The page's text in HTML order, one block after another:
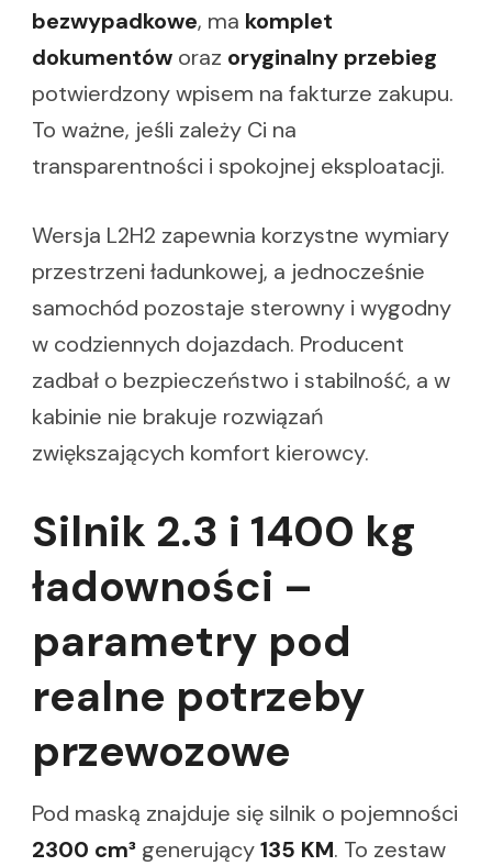
bezwypadkowe, ma komplet
dokumentów oraz oryginalny przebieg
potwierdzony wpisem na fakturze zakupu.
To ważne, jeśli zależy Ci na
transparentności i spokojnej eksploatacji.
Wersja L2H2 zapewnia korzystne wymiary
przestrzeni ładunkowej, a jednocześnie
samochód pozostaje sterowny i wygodny
w codziennych dojazdach. Producent
zadbał o bezpieczeństwo i stabilność, a w
kabinie nie brakuje rozwiązań
zwiększających komfort kierowcy.
Silnik 2.3 i 1400 kg
ładowności –
parametry pod
realne potrzeby
przewozowe
Pod maską znajduje się silnik o pojemności
2300 cm³ generujący135 KM. To zestaw